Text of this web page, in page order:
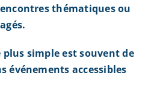
thématiques ou
simple est souvent de
événements accessibles